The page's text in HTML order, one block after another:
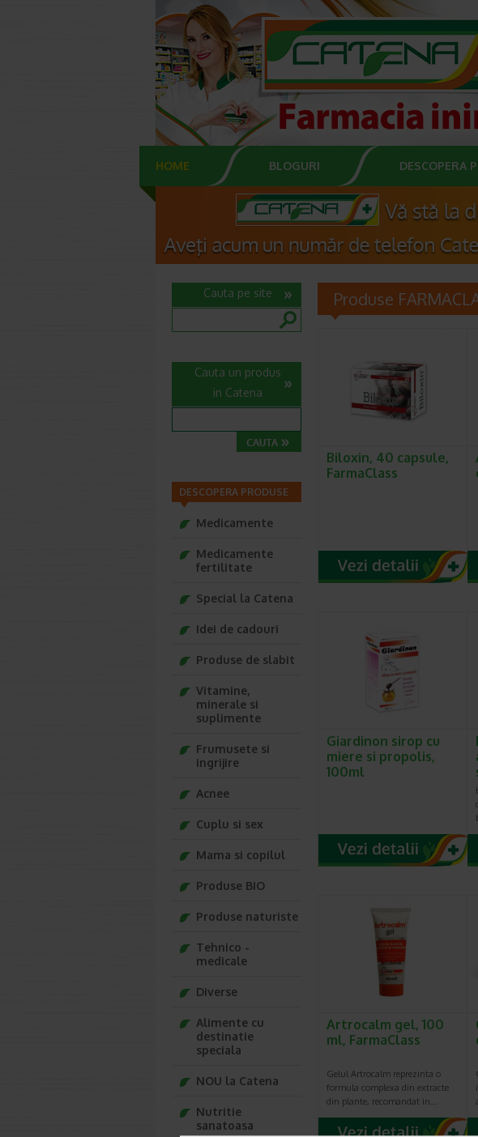
HOME BLOGURI DESCOPERA
Produse
Biloxin, 40 capsule,
FarmaClass
Giardinon sirop cu
miere si propolis,
100ml
Artrocalm gel, 100
ml, FarmaClass
Gelul Artrocalm reprezinta o
formula complexa din extracte
din plante, recomandat in…
Cauta pe site
Cauta un produs
in Catena
DESCOPERA PRODUSE
Medicamente
Medicamente
fertilitate
Special la Catena
Idei de cadouri
Produse de slabit
Vitamine,
minerale si
suplimente
Frumusete si
ingrijire
Acnee
Cuplu si sex
Mama si copilul
Produse BIO
Produse naturiste
Tehnico -
medicale
Diverse
Alimente cu
destinatie
speciala
NOU la Catena
Nutritie
sanatoasa